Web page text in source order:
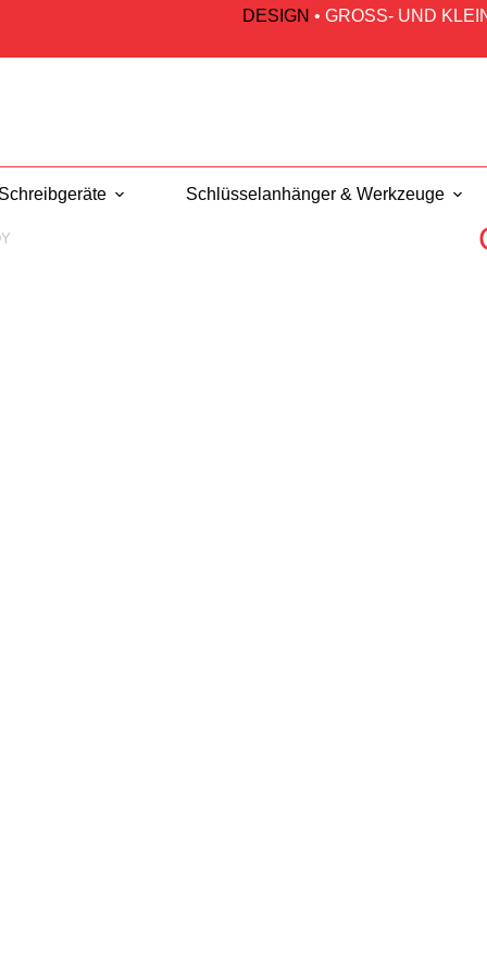
DESIGN • GROSS- UND
Schreibgeräte Schlüsselanhänger & Werkzeuge